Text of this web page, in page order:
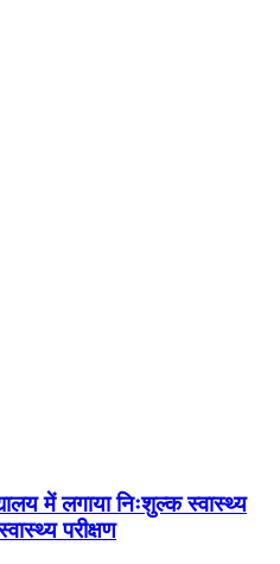
में लगाया निःशुल्क स्वास्थ्य
परीक्षण